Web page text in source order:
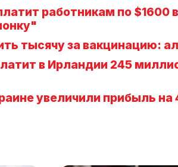
работникам по $1600
тысячу за вакцинацию:
в Ирландии 245
увеличили прибыль на